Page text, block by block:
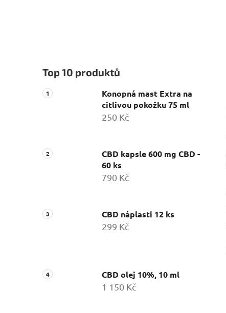
Top 10 produktů
Konopná mast Extra na
citlivou pokožku 75 ml
250 Kč
CBD kapsle 600 mg CBD -
60 ks
790 Kč
CBD náplasti 12 ks
299 Kč
CBD olej 10%, 10 ml
1 150 Kč